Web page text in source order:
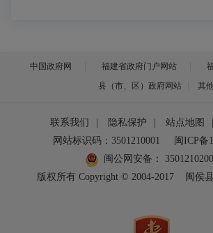
中国政府网 福建省政府门户网站
县（市、区）政府网站
其
联系我们 隐私保护 站点地图
网站标识码：3501210001
闽ICP备
闽公网安备：
版权所有 Copyright © 2004-2017
闽侯